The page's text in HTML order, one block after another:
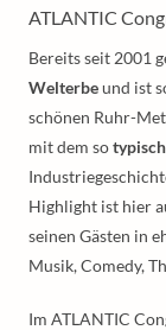
ATLANTIC
Bereits seit 2001
Welterbeund ist
schönen Ruhr-
mit dem so
Highlight ist hier
seinen Gästen in
Musik, Comedy,
Im ATLANTIC